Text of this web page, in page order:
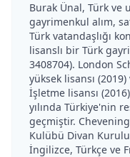
Burak Ünal, Türk ve
gayrimenkul alım,
Türk vatandaşlığı
lisanslı bir Türk
3408704). London
yüksek lisansı
İşletme lisansı
yılında Türkiye'nin
geçmiştir.
Kulübü Divan
İngilizce, Türkçe ve